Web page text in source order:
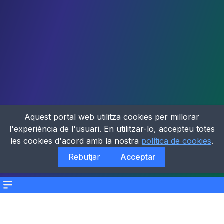
Menu
Aquest portal web utilitza cookies per millorar
l'experiència de l'usuari. En utilitzar-lo, accepteu totes
les cookies d'acord amb la nostra política de cookies.
Rebutjar
Acceptar